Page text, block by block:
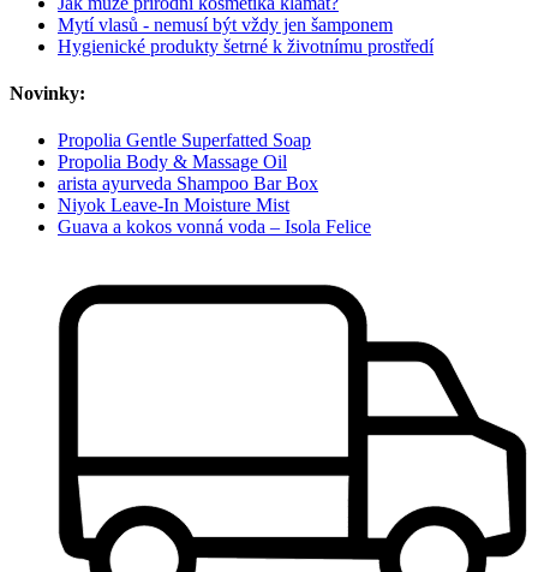
Mytí vlasů - nemusí být vždy jen šamponem
Hygienické produkty šetrné k životnímu prostředí
Novinky:
Propolia Gentle Superfatted Soap
Propolia Body & Massage Oil
arista ayurveda Shampoo Bar Box
Niyok Leave-In Moisture Mist
Guava a kokos vonná voda – Isola Felice